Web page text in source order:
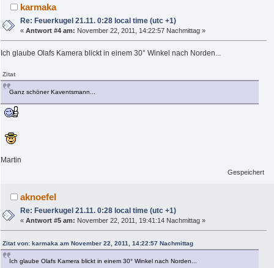
karmaka
Re: Feuerkugel 21.11. 0:28 local time (utc +1)
«Antwort #4 am: November 22, 2011, 14:22:57 Nachmittag »
Ich glaube Olafs Kamera blickt in einem 30° Winkel nach Norden...
Zitat
Ganz schöner Kaventsmann...
Martin
Gespeichert
aknoefel
Re: Feuerkugel 21.11. 0:28 local time (utc +1)
«Antwort #5 am: November 22, 2011, 19:41:14 Nachmittag »
Zitat von: karmaka am November 22, 2011, 14:22:57 Nachmittag
Ich glaube Olafs Kamera blickt in einem 30° Winkel nach Norden...